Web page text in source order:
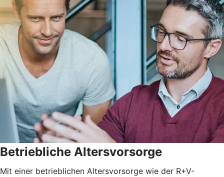
Betriebliche Altersvorsorge
Mit einer betrieblichen Altersvorsorge wie der R+V-